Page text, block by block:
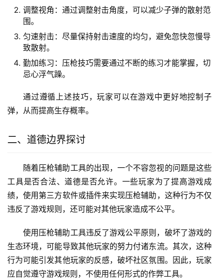
调整视角：通过调整射击角度，可以减少子弹的散射范
围。
匀速射击：尽量保持射击速度的均匀，避免忽快忽慢导
致散射。
勤加练习：压枪技巧需要通过不断的练习才能掌握，切
忌心浮气躁。
通过遵循上述技巧，玩家可以在游戏中更好地控制子
弹，从而提高生存概率。
二、道德边界探讨
随着压枪辅助工具的出现，一个不容忽视的问题是这些
工具是否合法、道德是否允许。一些玩家为了提高游戏成
绩，使用第三方软件或插件来实现压枪辅助，这种行为不仅
违反了游戏规则，还可能对其他玩家造成不公平。
使用压枪辅助工具违反了游戏公平原则，破坏了游戏的
生态环境，可能导致其他玩家的努力付诸东流。其次，这种
行为可能引发其他玩家的反感，破坏社区氛围。因此，玩家
应自觉遵守游戏规则，不使用任何形式的作弊工具。